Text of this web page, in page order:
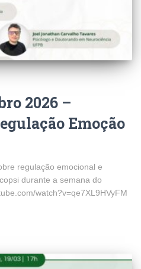
2026 –
Emoção
regulação emocional e
durante a semana do
watch?v=qe7XL9HVyFM